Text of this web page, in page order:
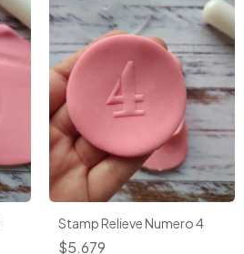
Stamp Relieve Numero 4
$5.679